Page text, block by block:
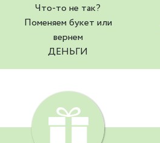
Что-то не так?
Поменяем букет или
вернем
ДЕНЬГИ